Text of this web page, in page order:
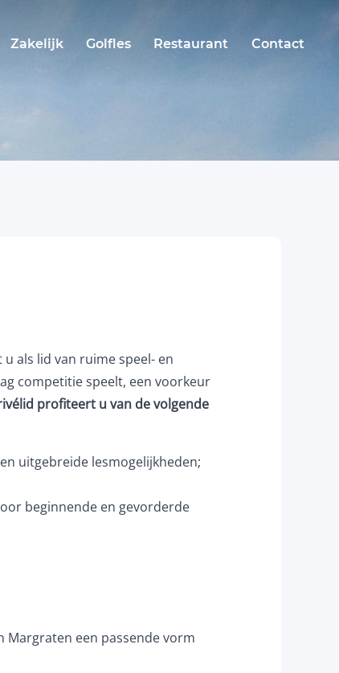
Zakelijk Golfles Restaurant Contact
als lid van ruime speel- en
competitie speelt, een voorkeur
profiteert u van de volgende
uitgebreide lesmogelijkheden;
beginnende en gevorderde
Margraten een passende vorm